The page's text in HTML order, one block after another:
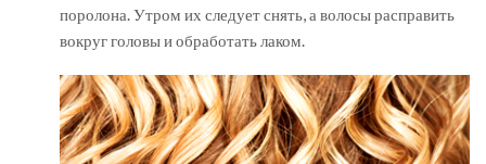
поролона. Утром их следует снять, а волосы расправить
вокруг головы и обработать лаком.